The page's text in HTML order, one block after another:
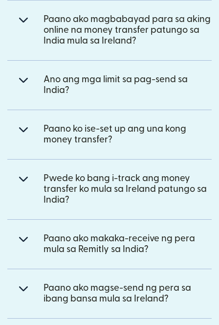
Paano ako magbabayad para sa aking
online na money transfer patungo sa
India mula sa Ireland?
Ano ang mga limit sa pag-send sa
India?
Paano ko ise-set up ang una kong
money transfer?
Pwede ko bang i-track ang money
transfer ko mula sa Ireland patungo sa
India?
Paano ako makaka-receive ng pera
mula sa Remitly sa India?
Paano ako magse-send ng pera sa
ibang bansa mula sa Ireland?